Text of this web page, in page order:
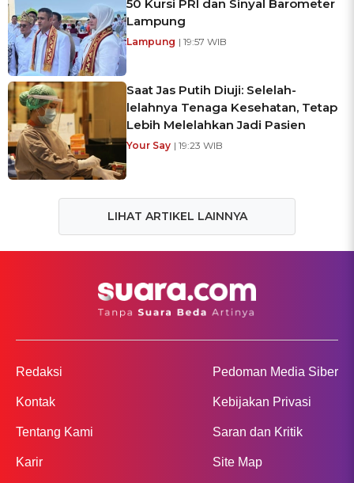
50 Kursi PRI dan Sinyal Barometer
Lampung
Lampung | 19:57 WIB
Saat Jas Putih Diuji: Selelah-
lelahnya Tenaga Kesehatan, Tetap
Lebih Melelahkan Jadi Pasien
Your Say | 19:23 WIB
LIHAT ARTIKEL LAINNYA
Redaksi
Kontak
Tentang Kami
Karir
Pedoman Media Siber
Kebijakan Privasi
Saran dan Kritik
Site Map